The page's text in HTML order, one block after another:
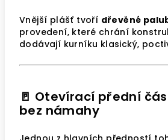
Vnější plášť tvoří dřevěné
provedení, které chrání
dodávají kurníku klasický,
🚪 Otevírací přední
bez námahy